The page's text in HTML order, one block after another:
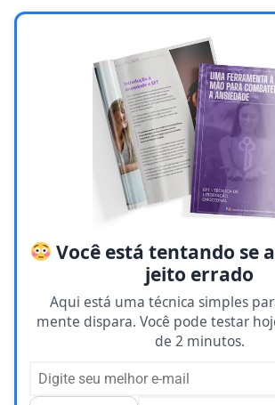
Você está tentando se
jeito errado
Aqui está uma técnica simples
mente dispara. Você pode testar
de 2 minutos.